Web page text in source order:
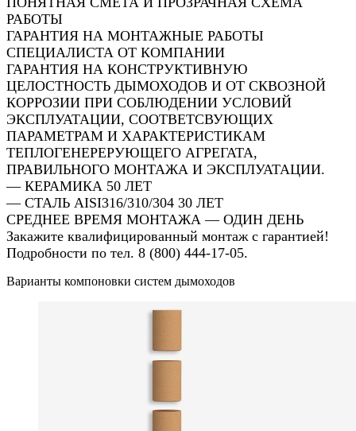
РАБОТЫ
ГАРАНТИЯ НА МОНТАЖНЫЕ РАБОТЫ
СПЕЦИАЛИСТА ОТ КОМПАНИИ
ГАРАНТИЯ НА КОНСТРУКТИВНУЮ
ЦЕЛОСТНОСТЬ ДЫМОХОДОВ И ОТ СКВОЗНОЙ
КОРРОЗИИ ПРИ СОБЛЮДЕНИИ УСЛОВИЙ
ЭКСПЛУАТАЦИИ, СООТВЕТСВУЮЩИХ
ПАРАМЕТРАМ И ХАРАКТЕРИСТИКАМ
ТЕПЛОГЕНЕРЕРУЮЩЕГО АГРЕГАТА,
ПРАВИЛЬНОГО МОНТАЖА И ЭКСПЛУАТАЦИИ.
— КЕРАМИКА 50 ЛЕТ
— СТАЛЬ AISI316/310/304 30 ЛЕТ
СРЕДНЕЕ ВРЕМЯ МОНТАЖА — ОДИН ДЕНЬ
Закажите квалифицированный монтаж с гарантией!
Подробности по тел. 8 (800) 444-17-05.
Варианты компоновки систем дымоходов